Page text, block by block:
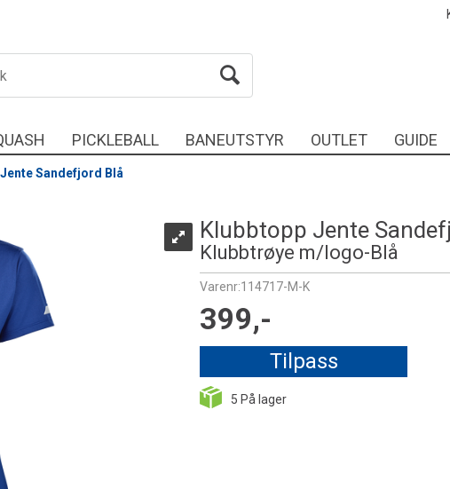
PICKLEBALL BANEUTSTYR OUTLET GUIDE
Sandefjord Blå
Klubbtopp Jente
Klubbtrøye m/logo-Blå
Varenr:114717-M-K
399,-
Tilpass
5 På lager